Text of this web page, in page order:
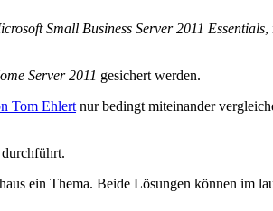
Small Business Server 2011 Essentials,
Server 2011 gesichert werden.
Tom Ehlert nur bedingt miteinander
ein Thema. Beide Lösungen können im